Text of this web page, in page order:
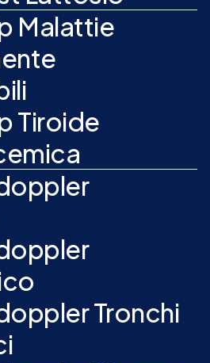
Malattie
Tiroide
Tronchi